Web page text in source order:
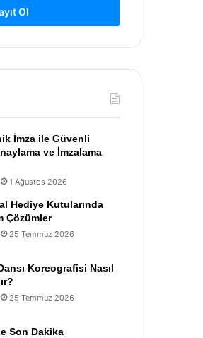
Ol
İmza ile Güvenli
ve İmzalama
1 Ağustos 2026
Hediye Kutularında
Çözümler
25 Temmuz 2026
Koreografisi Nasıl
25 Temmuz 2026
Son Dakika